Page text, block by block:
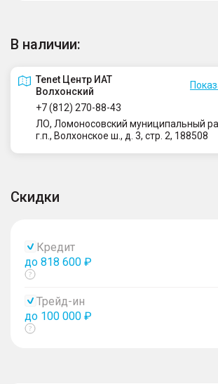
В наличии:
Tenet Центр ИАТ
Волхонский
+7 (812) 270-88-43
ЛО, Ломоносовский муниципальный
г.п., Волхонское ш., д. 3, стр. 2, 188508
Скидки
Кредит
до 818 600 ₽
Показать
Трейд-ин
до 100 000 ₽
Показать